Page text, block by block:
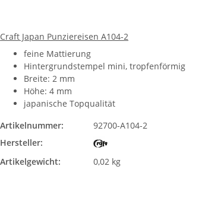
Craft Japan Punziereisen A104-2
feine Mattierung
Hintergrundstempel mini, tropfenförmig
Breite: 2 mm
Höhe: 4 mm
japanische Topqualität
Artikelnummer:
92700-A104-2
Hersteller:
Artikelgewicht:
0,02 kg